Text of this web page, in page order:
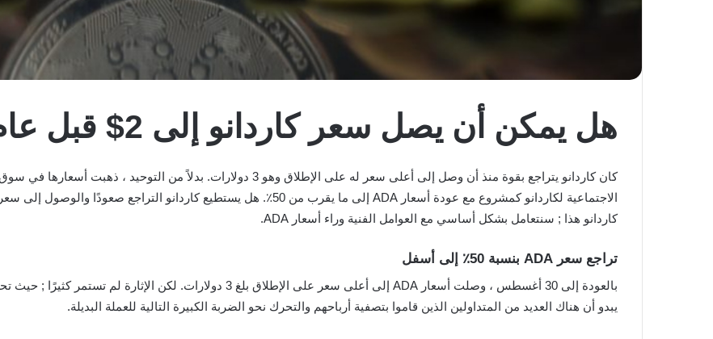
هل يمكن أن يصل سعر كاردانو إلى 2$ قبل عام 2022؟
كان كاردانو يتراجع بقوة منذ أن وصل إلى أعلى سعر له على الإطلاق وهو 3
كاردانو هذا ; سنتعامل بشكل أساسي مع العوامل الفنية وراء أسعار ADA.
تراجع سعر ADA بنسبة 50٪ إلى أسفل
يبدو أن هناك العديد من المتداولين الذين قاموا بتصفية أرباحهم والتحرك نحو الضربة الكبيرة التالية للعملة البديلة.